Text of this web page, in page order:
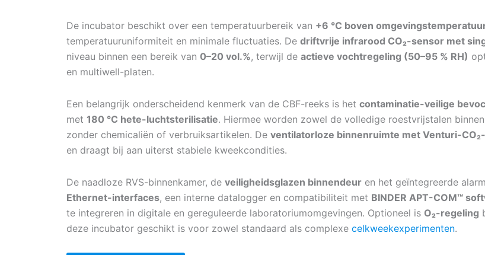
De incubator beschikt over een temperatuurbereik van +6 °C boven
temperatuuruniformiteit en minimale fluctuaties. De driftvrije infrarood CO₂-sensor met
niveau binnen een bereik van 0–20 vol.%, terwijl de actieve vochtregeling (50–95 % RH)
en multiwell-platen.
Een belangrijk onderscheidend kenmerk van de CBF-reeks is het contaminatie-veilige
met 180 °C hete-luchtsterilisatie. Hiermee worden zowel de volledige roestvrijstalen
zonder chemicaliën of verbruiksartikelen. De ventilatorloze binnenruimte met Venturi-
en draagt bij aan uiterst stabiele kweekcondities.
De naadloze RVS-binnenkamer, de veiligheidsglazen binnendeur en het geïntegreerde
Ethernet-interfaces, een interne datalogger en compatibiliteit met BINDER APT-COM™
te integreren in digitale en gereguleerde laboratoriumomgevingen. Optioneel is O₂-regeling
deze incubator geschikt is voor zowel standaard als complexe celkweekexperimenten.